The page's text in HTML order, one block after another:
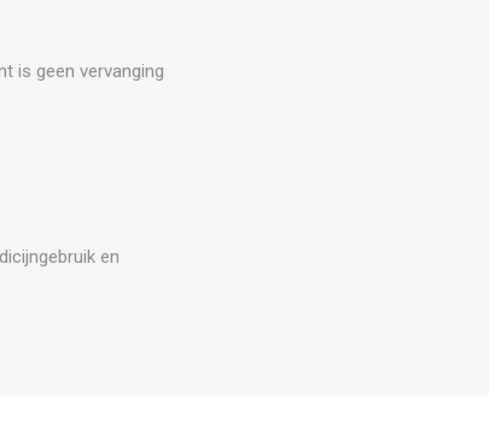
is geen vervanging
en